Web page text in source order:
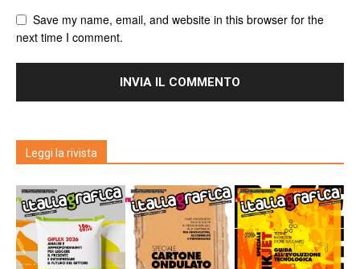
Save my name, email, and website in this browser for the
next time I comment.
Leggi la rivista